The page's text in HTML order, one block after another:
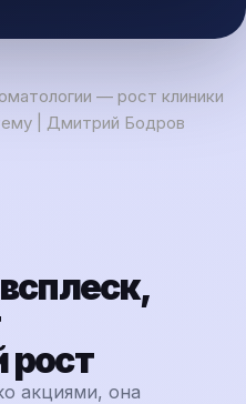
— рост клиники
| Дмитрий Бодров
акциями, она